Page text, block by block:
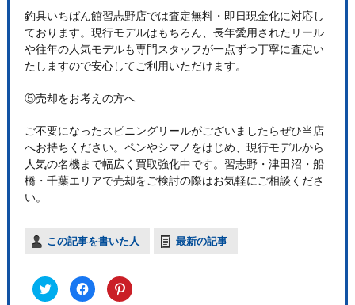
釣具いちばん館習志野店では査定無料・即日現金化に対応し
ております。現行モデルはもちろん、長年愛用されたリール
や往年の人気モデルも専門スタッフが一点ずつ丁寧に査定い
たしますので安心してご利用いただけます。
⑤売却をお考えの方へ
ご不要になったスピニングリールがございましたらぜひ当店
へお持ちください。ペンやシマノをはじめ、現行モデルから
人気の名機まで幅広く買取強化中です。習志野・津田沼・船
橋・千葉エリアで売却をご検討の際はお気軽にご相談くださ
い。
この記事を書いた人 最新の記事
ク
リ
F
a
ク
リ